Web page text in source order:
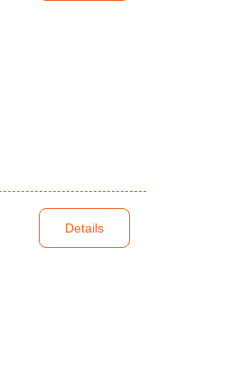
Details